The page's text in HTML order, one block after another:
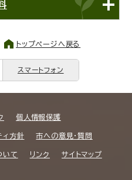
トップページへ戻る
スマートフォン
個人情報保護
ィ方針 市への意見・質問
いて リンク サイトマップ